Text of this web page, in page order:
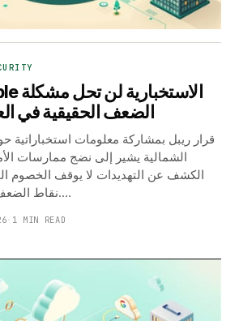
الضعف الحقيقية في
قرار ريبل بمشاركة معلومات استخباراتية
الشمالية يشير إلى نضج ممارسات
الكشف عن التهديدات لا يوقف الخصوم
نقاط الضعف المعمارية الأساسية.…
· 1 MIN READ